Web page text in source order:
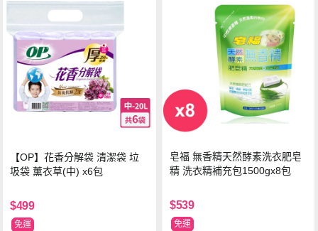
【OP】花香分解袋 清潔袋 垃
圾袋 薰衣草(中) x6包
$499
免運
皂福 無香精天然酵素洗衣肥皂
精 洗衣精補充包1500gx8包
$539
免運